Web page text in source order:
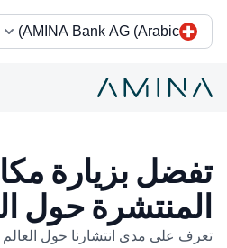
AMINA Bank AG (Arabic)
تفضل بزيارة
المنتشرة حول
تعرف على مدى انتشارنا حول العالم